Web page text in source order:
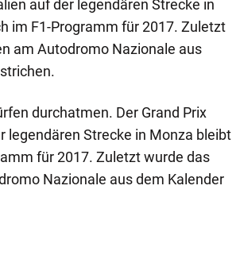
auf der legendären Strecke in
im F1-Programm für 2017. Zuletzt
am Autodromo Nazionale aus
durchatmen. Der Grand Prix
legendären Strecke in Monza bleibt
für 2017. Zuletzt wurde das
Nazionale aus dem Kalender